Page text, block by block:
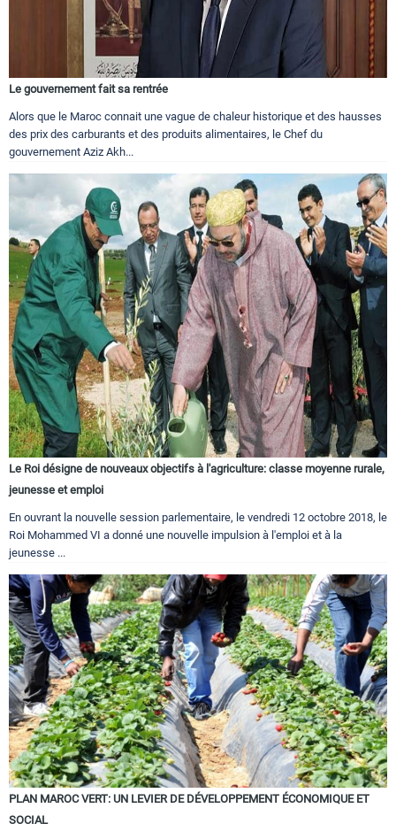
Le gouvernement fait sa rentrée
Alors que le Maroc connait une vague de chaleur historique et des hausses
des prix des carburants et des produits alimentaires, le Chef du
gouvernement Aziz Akh...
Le Roi désigne de nouveaux objectifs à l'agriculture: classe moyenne rurale,
jeunesse et emploi
En ouvrant la nouvelle session parlementaire, le vendredi 12 octobre 2018, le
Roi Mohammed VI a donné une nouvelle impulsion à l'emploi et à la
jeunesse ...
PLAN MAROC VERT: UN LEVIER DE DÉVELOPPEMENT ÉCONOMIQUE ET
SOCIAL